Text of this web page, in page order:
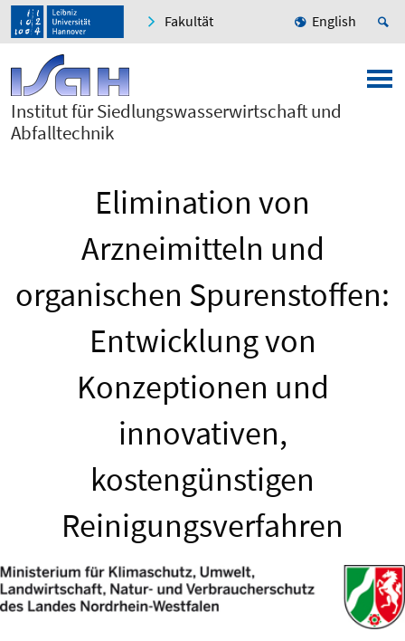
Fakultät English
Institut für Siedlungswasserwirtschaft und
Abfalltechnik
Elimination von
Arzneimitteln und
organischen Spurenstoffen:
Entwicklung von
Konzeptionen und
innovativen,
kostengünstigen
Reinigungsverfahren